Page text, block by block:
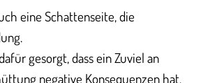
eine Schattenseite, die
gesorgt, dass ein Zuviel an
negative Konsequenzen hat.